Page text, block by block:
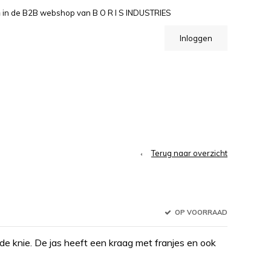
de B2B webshop van B O R I S INDUSTRIES
Inloggen
Terug naar overzicht
OP VOORRAAD
knie. De jas heeft een kraag met franjes en ook